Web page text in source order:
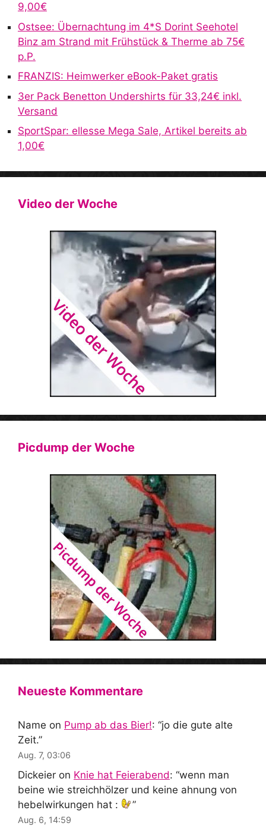
9,00€
Ostsee: Übernachtung im 4*S Dorint Seehotel
Binz am Strand mit Frühstück & Therme ab 75€
p.P.
FRANZIS: Heimwerker eBook-Paket gratis
3er Pack Benetton Undershirts für 33,24€ inkl.
Versand
SportSpar: ellesse Mega Sale, Artikel bereits ab
1,00€
Video der Woche
Picdump der Woche
Neueste Kommentare
Name on Pump ab das Bier!: “jo die gute alte
Zeit.”
Aug. 7, 03:06
Dickeier on Knie hat Feierabend: “wenn man
beine wie streichhölzer und keine ahnung von
hebelwirkungen hat :
”
Aug. 6, 14:59